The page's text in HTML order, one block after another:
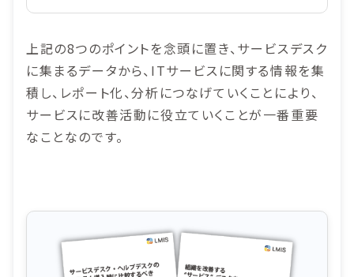
上記の8つのポイントを念頭に置き、サービスデスク
に集まるデータから、ITサービスに関する情報を集
積し、レポート化、分析につなげていくことにより、
サービスに改善活動に役立ていくことが一番重要
なことなのです。